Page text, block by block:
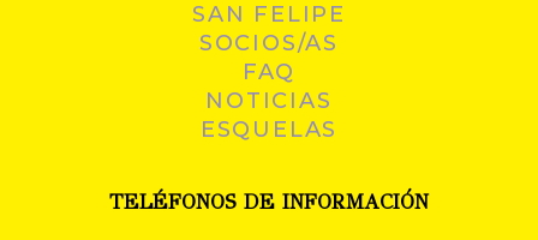
SAN FELIPE
SOCIOS/AS
FAQ
NOTICIAS
ESQUELAS
TELÉFONOS DE INFORMACIÓN